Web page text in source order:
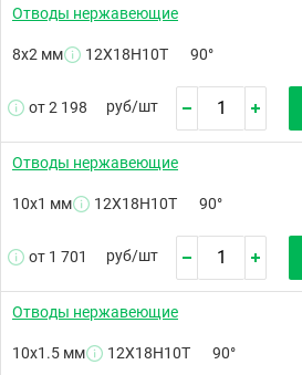
Отводы нержавеющие
8х2 мм 12Х18Н10Т 90°
от 2 198 руб/шт
Отводы нержавеющие
10х1 мм 12Х18Н10Т 90°
от 1 701 руб/шт
Отводы нержавеющие
10х1.5 мм 12Х18Н10Т 90°